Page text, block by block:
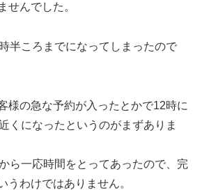
せんでした。
半ころまでになってしまったので
様の急な予約が入ったとかで12時に
くになったというのがまずありま
ら一応時間をとってあったので、完
うわけではありません。